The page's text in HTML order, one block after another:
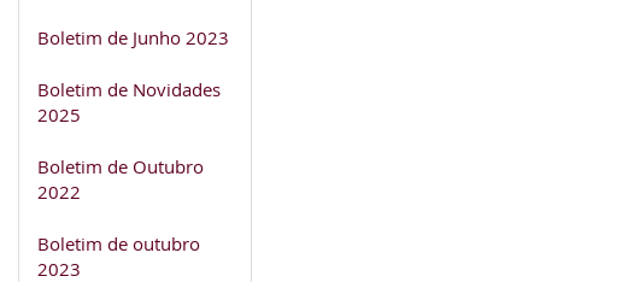
Boletim de Junho 2023
Boletim de Novidades
2025
Boletim de Outubro
2022
Boletim de outubro
2023